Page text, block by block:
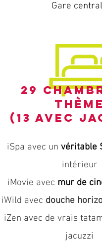
Gare
29
thème
(13 avec
iSpa avec un véritable
intérieur
iMovie avec mur de
iWild avec douche
iZen avec de vrais
jacuzzi